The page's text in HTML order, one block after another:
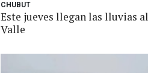
CHUBUT
Este jueves llegan las lluvias al
Valle